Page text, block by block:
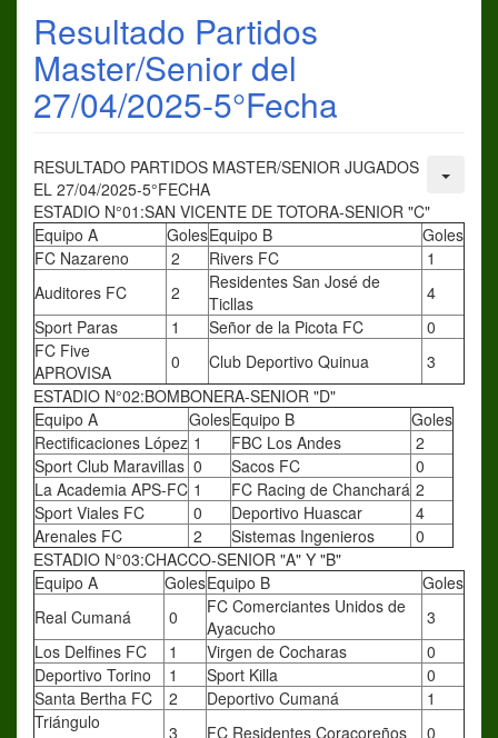
Resultado Partidos
Master/Senior del
27/04/2025-5°Fecha
RESULTADO PARTIDOS MASTER/SENIOR JUGADOS
EL 27/04/2025-5°FECHA
ESTADIO N°01:SAN VICENTE DE TOTORA-SENIOR "C"
Equipo A
GolesEquipo B
Goles
FC Nazareno
2 Rivers FC
1
Auditores FC
2
Residentes San José de
Ticllas
4
Sport Paras
1 Señor de la Picota FC
0
FC Five
APROVISA
0 Club Deportivo Quinua
3
ESTADIO N°02:BOMBONERA-SENIOR "D"
Equipo A
GolesEquipo B
Goles
Rectificaciones López 1 FBC Los Andes
2
Sport Club Maravillas 0 Sacos FC
0
La Academia APS-FC 1 FC Racing de Chanchará 2
Sport Viales FC
0 Deportivo Huascar
4
Arenales FC
2 Sistemas Ingenieros
0
ESTADIO N°03:CHACCO-SENIOR "A" Y "B"
Equipo A
GolesEquipo B
Goles
Real Cumaná
0
FC Comerciantes Unidos de
Ayacucho
3
Los Delfines FC
1 Virgen de Cocharas
0
Deportivo Torino
1 Sport Killa
0
Santa Bertha FC
2 Deportivo Cumaná
1
Triángulo
3 FC Residentes Coracoreños
0